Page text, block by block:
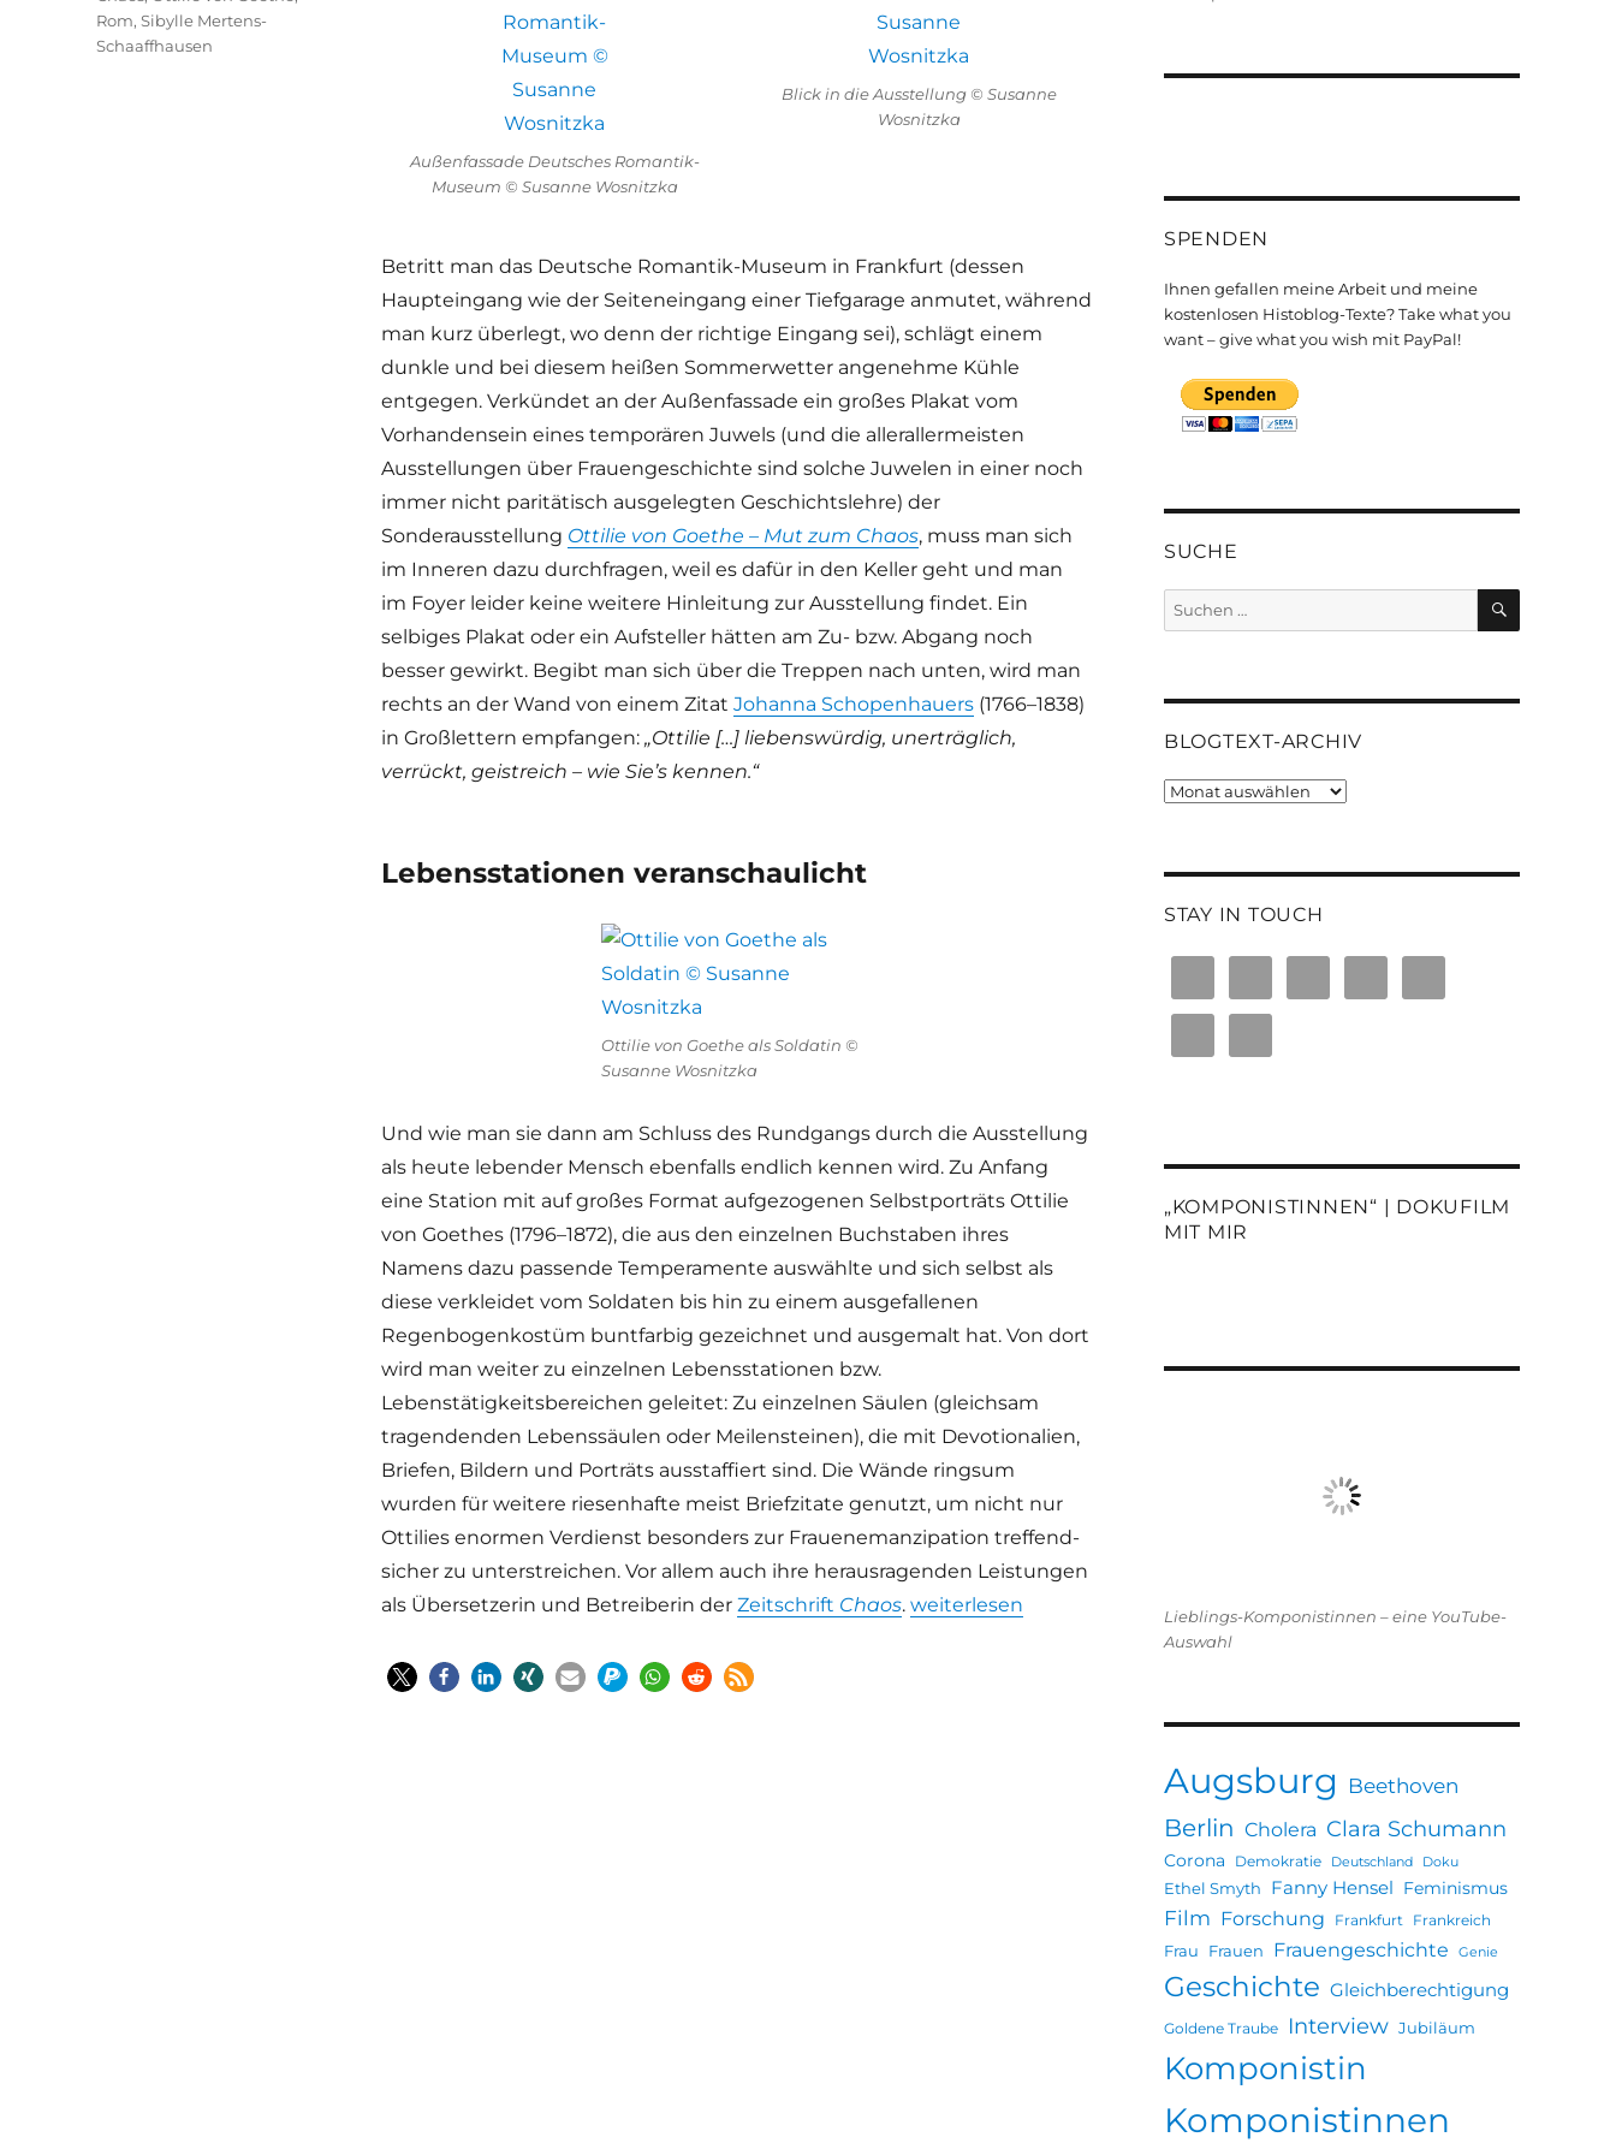
Außenfassade Deutsches Romantik-
Museum © Susanne Wosnitzka
Blick in die Ausstellung © Susanne
Wosnitzka
Betritt man das Deutsche Romantik-Museum in Frankfurt (dessen
Haupteingang wie der Seiteneingang einer Tiefgarage anmutet, während
man kurz überlegt, wo denn der richtige Eingang sei), schlägt einem
dunkle und bei diesem heißen Sommerwetter angenehme Kühle
entgegen. Verkündet an der Außenfassade ein großes Plakat vom
Vorhandensein eines temporären Juwels (und die allerallermeisten
Ausstellungen über Frauengeschichte sind solche Juwelen in einer noch
immer nicht paritätisch ausgelegten Geschichtslehre) der
Sonderausstellung Ottilie von Goethe – Mut zum Chaos, muss man sich
im Inneren dazu durchfragen, weil es dafür in den Keller geht und man
im Foyer leider keine weitere Hinleitung zur Ausstellung findet. Ein
selbiges Plakat oder ein Aufsteller hätten am Zu- bzw. Abgang noch
besser gewirkt. Begibt man sich über die Treppen nach unten, wird man
rechts an der Wand von einem Zitat Johanna Schopenhauers(1766–1838)
in Großlettern empfangen: „Ottilie […] liebenswürdig, unerträglich,
verrückt, geistreich – wie Sie’s kennen.“
Lebensstationen veranschaulicht
Ottilie von Goethe als Soldatin ©
Susanne Wosnitzka
Und wie man sie dann am Schluss des Rundgangs durch die Ausstellung
als heute lebender Mensch ebenfalls endlich kennen wird. Zu Anfang
eine Station mit auf großes Format aufgezogenen Selbstporträts Ottilie
von Goethes (1796–1872), die aus den einzelnen Buchstaben ihres
Namens dazu passende Temperamente auswählte und sich selbst als
diese verkleidet vom Soldaten bis hin zu einem ausgefallenen
Regenbogenkostüm buntfarbig gezeichnet und ausgemalt hat. Von dort
wird man weiter zu einzelnen Lebensstationen bzw.
Lebenstätigkeitsbereichen geleitet: Zu einzelnen Säulen (gleichsam
tragendenden Lebenssäulen oder Meilensteinen), die mit Devotionalien,
Briefen, Bildern und Porträts ausstaffiert sind. Die Wände ringsum
wurden für weitere riesenhafte meist Briefzitate genutzt, um nicht nur
Ottilies enormen Verdienst besonders zur Frauenemanzipation treffend-
sicher zu unterstreichen. Vor allem auch ihre herausragenden Leistungen
als Übersetzerin und Betreiberin der Zeitschrift Chaos. „Hiding Lesbianism. Zu „Ottilie von Goethe – Mut zum Chaos““
weiterlesen
Rom,Sibylle Mertens-
Schaaffhausen
SPENDEN
Ihnen gefallen meine Arbeit und meine
kostenlosen Histoblog-Texte? Take what you
want – give what you wish mit PayPal!
SUCHE
Suchen
SUCHEN
BLOGTEXT-ARCHIV
Blogtext-
STAY IN TOUCH
„KOMPONISTINNEN“ | DOKUFILM
MIT MIR
Lieblings-Komponistinnen – eine YouTube-
Auswahl
Augsburg Beethoven
Berlin Cholera Clara Schumann
Corona Demokratie Deutschland Doku
Ethel Smyth Fanny Hensel Feminismus
Film Forschung Frankfurt Frankreich
Frau Frauen Frauengeschichte Genie
Geschichte Gleichberechtigung
Goldene Traube Interview Jubiläum
Komponistin
Komponistinnen